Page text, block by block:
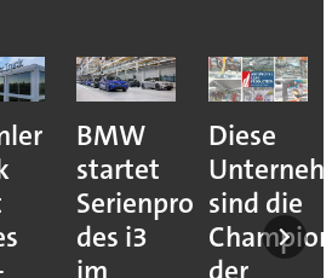
BMW
startet
Serienproduktion
des i3
Diese
sind die